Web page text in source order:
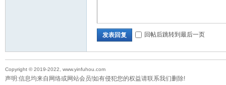
发表回复 回帖后跳转到最后一页
Copyright © 2019-2022, www.yinfuhou.com
声明:信息均来自网络或网站会员!如有侵犯您的权益请联系我们删除!